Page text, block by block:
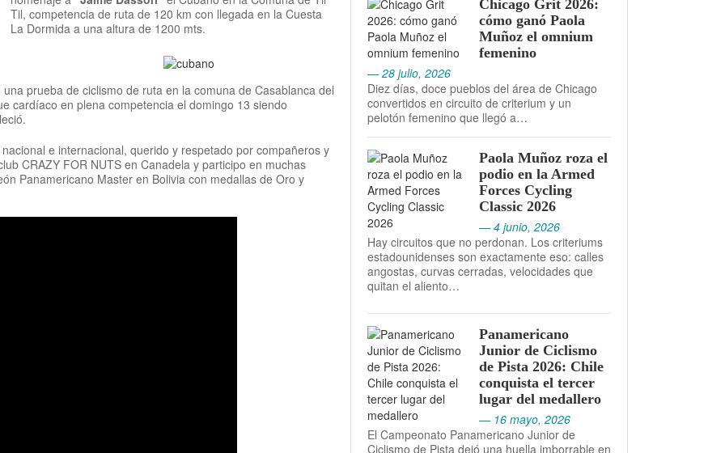
Til, competencia de ruta de 120 km con llegada en la Cuesta
La Dormida a una altura de 1200 mts.
prueba de ciclismo de ruta en la comuna de Casablanca del
cardíaco en plena competencia el domingo 13 siendo
e internacional, querido y respetado por compañeros y
CRAZY FOR NUTS en Canadela y participo en muchas
Panamericano Master en Bolivia con medallas de Oro y
Chicago Grit 2026:
cómo ganó Paola
Muñoz el omnium
femenino
— 28 julio, 2026
Diez días, doce pueblos del área de Chicago
convertidos en circuito de criterium y un
pelotón femenino que llegó a…
Paola Muñoz roza el
podio en la Armed
Forces Cycling
Classic 2026
— 4 junio, 2026
Hay circuitos que no perdonan. Los criteriums
estadounidenses son exactamente eso: calles
angostas, curvas cerradas, velocidades que
quitan el aliento…
Panamericano
Junior de Ciclismo
de Pista 2026: Chile
conquista el tercer
lugar del medallero
— 16 mayo, 2026
El Campeonato Panamericano Junior de
Ciclismo de Pista dejó una huella imborrable en